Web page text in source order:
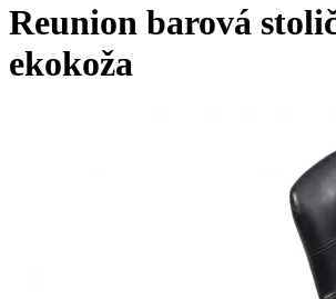
Reunion barová
ekokoža